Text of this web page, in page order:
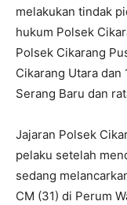
melakukan tindak
hukum Polsek
Polsek Cikarang
Cikarang Utara
Serang Baru dan
Jajaran Polsek
pelaku setelah
sedang
CM (31) di Perum